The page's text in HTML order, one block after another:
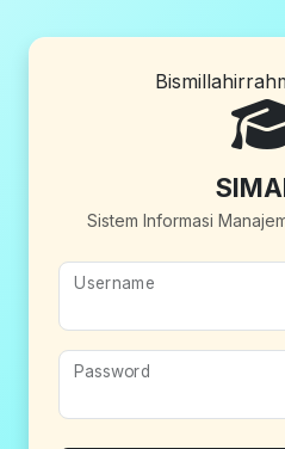
Sistem Informasi
Username
Password